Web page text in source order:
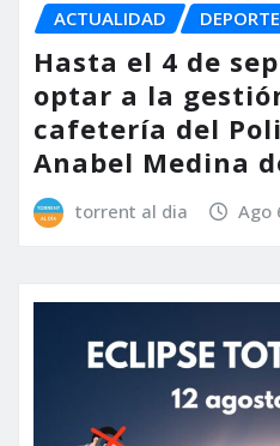
ACTUALIDAD
Hasta el 4 de
optar a la
cafetería del
Anabel Medina
torrent al dia Ago